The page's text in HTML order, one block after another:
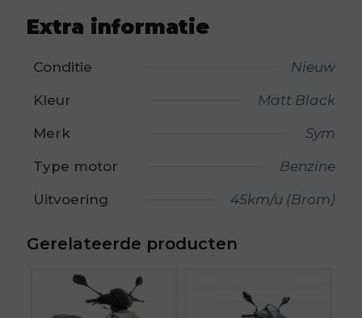
Extra informatie
Conditie Nieuw
Kleur Matt Black
Merk Sym
Type motor Benzine
Uitvoering 45km/u (Brom)
Gerelateerde producten